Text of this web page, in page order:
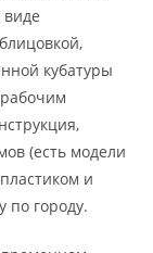
виде
кубатуры
(есть модели
и
по городу.